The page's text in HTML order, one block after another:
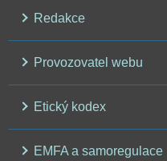
Redakce
Provozovatel webu
Etický kodex
EMFA a samoregulace